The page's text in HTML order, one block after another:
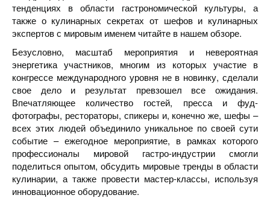
тенденциях в области гастрономической культуры, а
также о кулинарных секретах от шефов и кулинарных
экспертов с мировым именем читайте в нашем обзоре.
Безусловно, масштаб мероприятия и невероятная
энергетика участников, многим из которых участие в
конгрессе международного уровня не в новинку, сделали
свое дело и результат превзошел все ожидания.
Впечатляющее количество гостей, пресса и фуд-
фотографы, рестораторы, спикеры и, конечно же, шефы –
всех этих людей объединило уникальное по своей сути
событие – ежегодное мероприятие, в рамках которого
профессионалы мировой гастро-индустрии смогли
поделиться опытом, обсудить мировые тренды в области
кулинарии, а также провести мастер-классы, используя
инновационное оборудование.